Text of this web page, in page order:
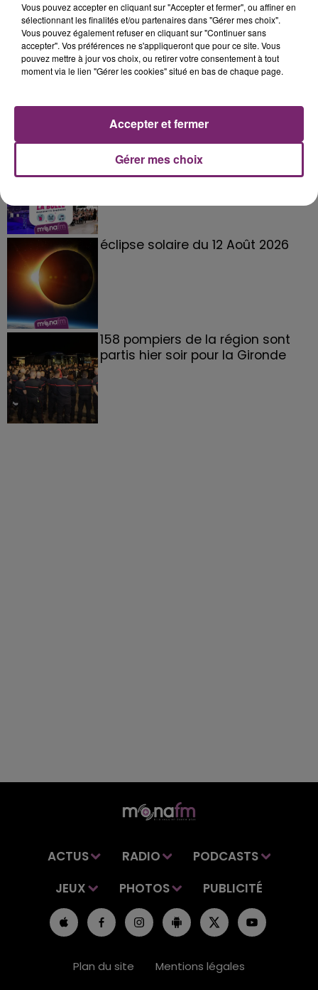
La Bulle - Guinguette éphémère
de Frelinghien !
éclipse solaire du 12 Août 2026
158 pompiers de la région sont
partis hier soir pour la Gironde
ACTUS RADIO
PODCASTS
JEUX
PHOTOS PUBLICITÉ
Plan du site
Mentions légales
Vous pouvez accepter en cliquant sur "Accepter et fermer", ou affiner en
sélectionnant les finalités et/ou partenaires dans "Gérer mes choix".
Vous pouvez également refuser en cliquant sur "Continuer sans
accepter". Vos préférences ne s'appliqueront que pour ce site. Vous
pouvez mettre à jour vos choix, ou retirer votre consentement à tout
moment via le lien "Gérer les cookies" situé en bas de chaque page.
Gérer mes choix
Accepter et fermer